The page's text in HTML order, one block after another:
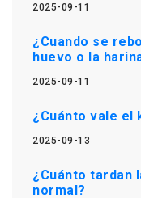
2025-09-11
¿Cuando se
huevo o la
2025-09-11
¿Cuánto vale el
2025-09-13
¿Cuánto tardan
normal?